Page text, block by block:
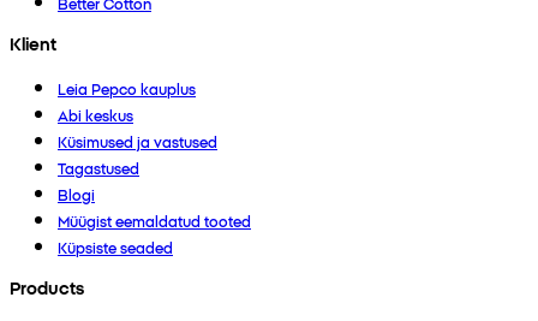
Klient
Leia Pepco kauplus
Abi keskus
Küsimused ja vastused
Tagastused
Blogi
Müügist eemaldatud tooted
Küpsiste seaded
Products